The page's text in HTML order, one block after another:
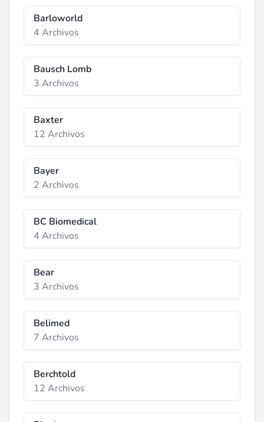
Barloworld
4 Archivos
Bausch Lomb
3 Archivos
Baxter
12 Archivos
Bayer
2 Archivos
BC Biomedical
4 Archivos
Bear
3 Archivos
Belimed
7 Archivos
Berchtold
12 Archivos